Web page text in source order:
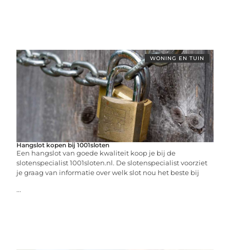
WONING EN TUIN
Hangslot kopen bij 1001sloten
Een hangslot van goede kwaliteit koop je bij de
slotenspecialist 1001sloten.nl. De slotenspecialist voorziet
je graag van informatie over welk slot nou het beste bij
...